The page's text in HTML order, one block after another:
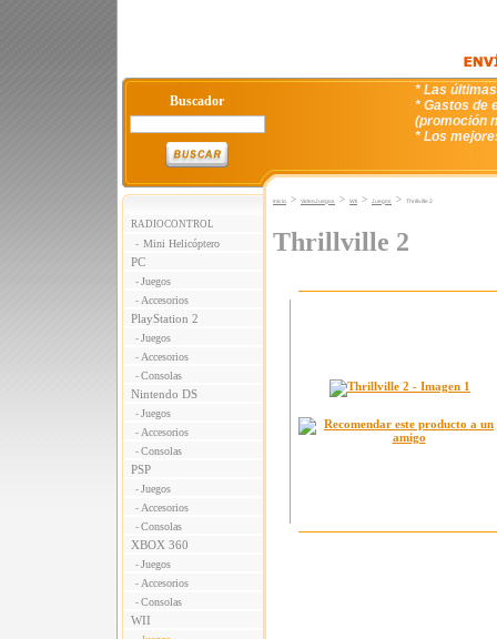
Buscador
* Las
* Gastos de
(promoción
* Los
RADIOCONTROL
- Mini Helicóptero
PC
- Juegos
- Accesorios
PlayStation 2
- Juegos
- Accesorios
- Consolas
Nintendo DS
- Juegos
- Accesorios
- Consolas
PSP
- Juegos
- Accesorios
- Consolas
XBOX 360
- Juegos
- Accesorios
- Consolas
WII
Inicio > VideoJuegos > WII > Juegos > Thrillville 2
Thrillville 2